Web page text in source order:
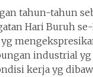
tahun-tahun
Hari Buruh
industrial
kerja yg